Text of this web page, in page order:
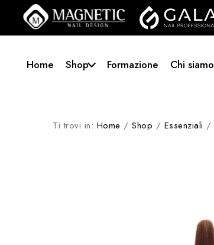
Home Shop Formazione Chi siamo
Ti trovi in: Home /Shop / Essenziali /